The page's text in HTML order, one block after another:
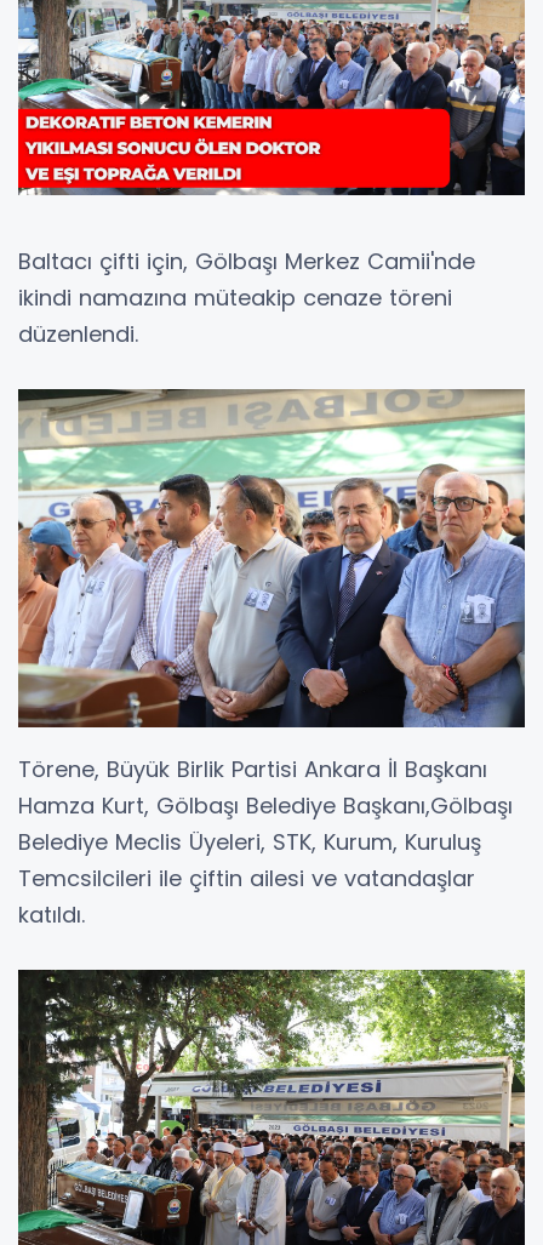
Baltacı çifti için, Gölbaşı Merkez Camii'nde
ikindi namazına müteakip cenaze töreni
düzenlendi.
Törene, Büyük Birlik Partisi Ankara İl Başkanı
Hamza Kurt, Gölbaşı Belediye Başkanı,Gölbaşı
Belediye Meclis Üyeleri, STK, Kurum, Kuruluş
Temcsilcileri ile çiftin ailesi ve vatandaşlar
katıldı.